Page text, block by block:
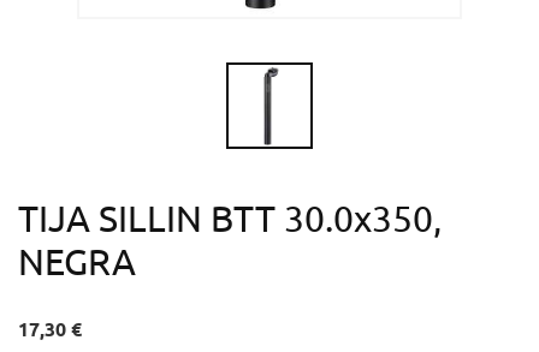
TIJA SILLIN BTT 30.0x350,
NEGRA
17,30 €